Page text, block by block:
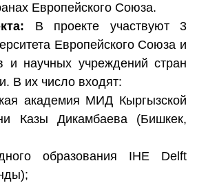
Европейского Союза.
В проекте участвуют 3
Европейского Союза и
и научных учреждений стран
В их число входят:
академия МИД Кыргызской
Казы Дикамбаева (Бишкек,
образования IHE Delft